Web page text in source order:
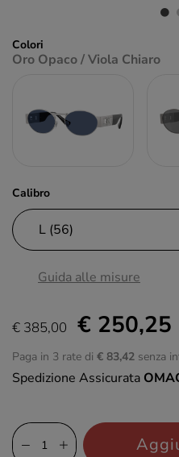
Colori
Oro Opaco / Viola Chiaro
Calibro
Guida alle misure
€ 385,00 € 250,25
Paga in 3 rate di € 83,42 senza
Spedizione Assicurata